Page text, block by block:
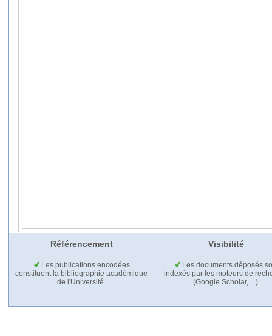
Référencement Visibilité
Les publications encodées
constituent la bibliographie académique
de l'Université.
Les documents déposés
indexés par les moteurs de
(Google Scholar,…).